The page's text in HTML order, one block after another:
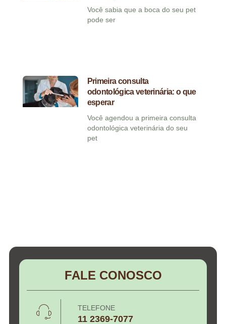
Você sabia que a boca do seu pet
pode ser
Primeira consulta
odontológica veterinária: o que
esperar
Você agendou a primeira consulta
odontológica veterinária do seu
pet
FALE CONOSCO
TELEFONE
11 2369-7077